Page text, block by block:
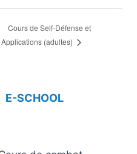
Cours de Self-Défense et
Applications (adultes)
E-SCHOOL